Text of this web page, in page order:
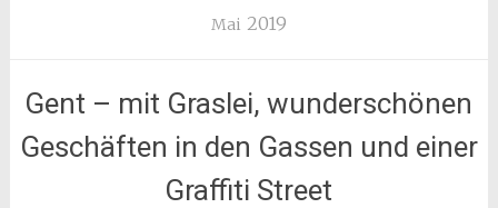
Mai 2019
Gent – mit Graslei, wunderschönen
Geschäften in den Gassen und einer
Graffiti Street